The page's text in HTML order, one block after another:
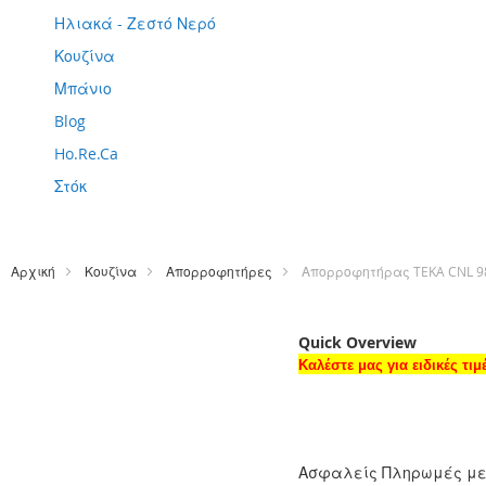
Ηλιακά - Ζεστό Νερό
Κουζίνα
Μπάνιο
Blog
Ho.Re.Ca
Στόκ
Αρχική Κουζίνα Απορροφητήρες Απορροφητήρας TEKA CNL
Quick Overview
Καλέστε μας για ειδικές
Ασφαλείς Πληρωμές με